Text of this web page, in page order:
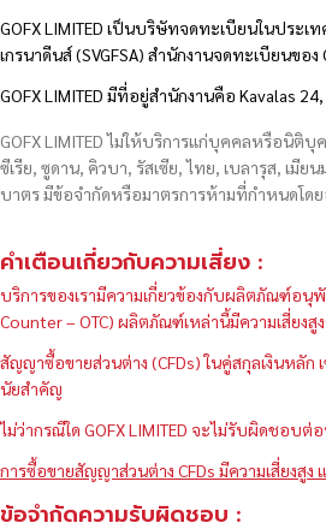
GOFX LIMITED เป็นบริษัทจดทะเบียนในประ
เกรนาดีนส์ (SVGFSA) สำนักงานจดทะเบียนขอ
GOFX LIMITED มีที่อยู่สำนักงานคือ Kavalas
GOFX LIMITED ไม่ให้บริการแก่บุคคลหรือนิ
ซีเรีย, ซูดาน, คิวบา, รัสเซีย, ไทย, เบลารุส, เมี
บาตร มีข้อจำกัดหรือมาตรการห้ามที่กำหนดโด
คำเตือนเกี่ยวกับความเสี่ยง :
บริการของเรามีความเกี่ยวข้องกับผลิตภัณฑ์อนุ
Counter – OTC) ผลิตภัณฑ์เหล่านี้มีความเสี่ยง
สัญญาซื้อขายส่วนต่าง (CFDs) ในคู่สกุลเงินหลัก เ
นัยสำคัญ
ไม่ว่ากรณีใด GOFX LIMITED จะไม่รับผิดชอ
การซื้อขายสัญญาส่วนต่าง CFDs มีความเสี่ยงสู
ข้อจำกัดความรับผิดชอบ :